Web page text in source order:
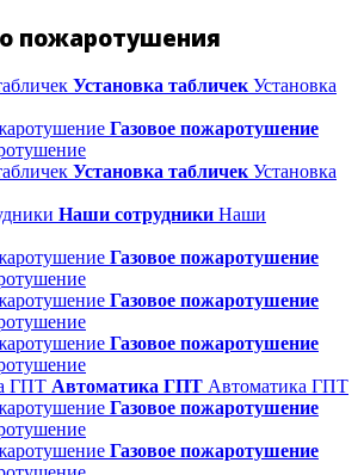
пожаротушения
Установка табличек Установка
Газовое пожаротушение
Установка табличек Установка
Наши сотрудники Наши
Газовое пожаротушение
Газовое пожаротушение
Газовое пожаротушение
Автоматика ГПТ Автоматика ГПТ
Газовое пожаротушение
Газовое пожаротушение